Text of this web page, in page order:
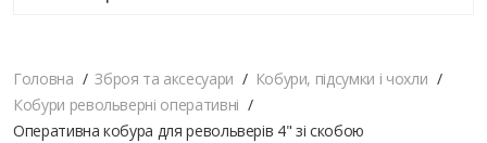
Головна Зброя та аксесуари
Кобури, підсумки і чохли
Кобури револьверні оперативні
Оперативна кобура для револьверів 4" зі скобою